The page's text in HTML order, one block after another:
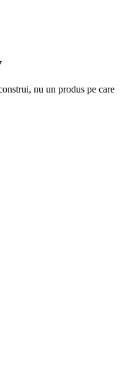
nu un produs pe care